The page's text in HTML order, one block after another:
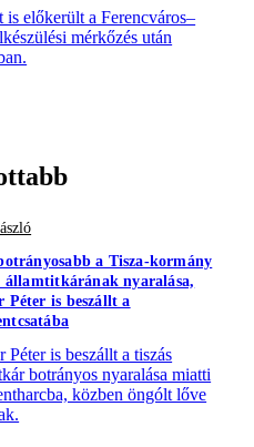
is előkerült a Ferencváros–
mérkőzés után
a Tisza-kormány
államtitkárának nyaralása,
Péter is beszállt a
Péter is beszállt a tiszás
botrányos nyaralása miatti
közben öngólt lőve